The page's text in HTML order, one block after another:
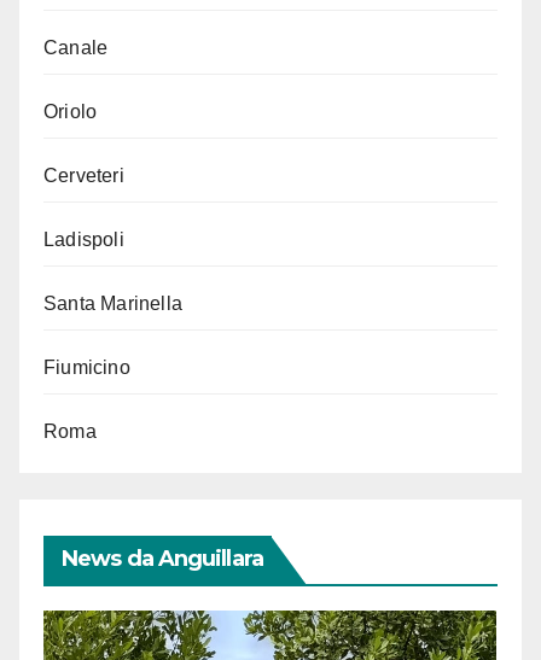
Canale
Oriolo
Cerveteri
Ladispoli
Santa Marinella
Fiumicino
Roma
News da Anguillara